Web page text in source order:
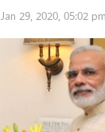
Jan 29, 2020, 05:02